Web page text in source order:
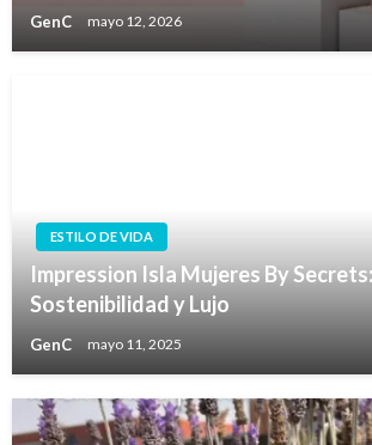
GenC mayo 12, 2026
ESTILO DE VIDA
Impression Isla Mujeres By
Sostenibilidad y Lujo
GenC mayo 11, 2025